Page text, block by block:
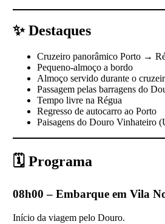
✨ Destaques
Cruzeiro panorâmico Porto →
Pequeno-almoço a bordo
Almoço servido durante o
Passagem pelas barragens do
Tempo livre na Régua
Regresso de autocarro ao Porto
Paisagens do Douro Vinhateiro
🗓️ Programa
08h00 – Embarque em Vila
Início da viagem pelo Douro.